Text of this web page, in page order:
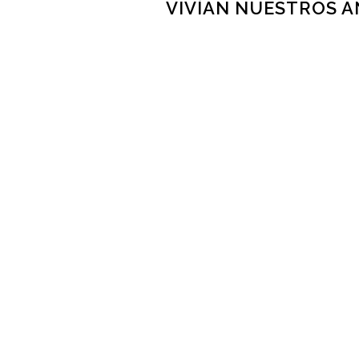
VIVÍAN NUESTROS